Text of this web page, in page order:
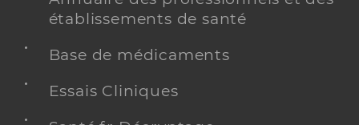
établissements de santé
Base de médicaments
Essais Cliniques